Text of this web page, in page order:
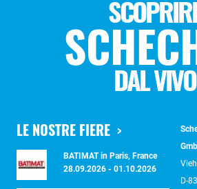
DAL VIVO
LE NOSTRE FIERE
BATIMAT in Paris, France
28.09.2026 - 01.10.2026
D-